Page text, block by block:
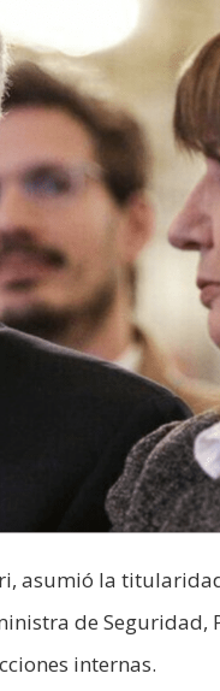
asumió la
de
internas.